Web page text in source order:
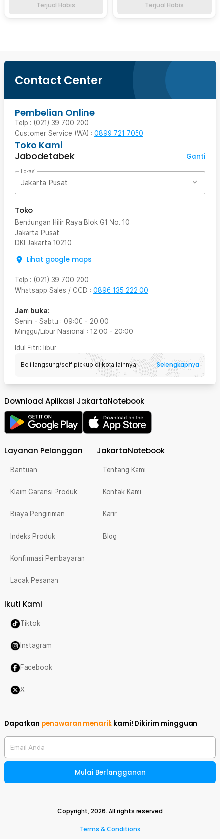
Terjual Habis Terjual Habis
Contact Center
Pembelian Online
Telp : (021) 39 700 200
Customer Service (WA) : 0899 721 7050
Toko Kami
Jabodetabek
Ganti
Lokasi
Jakarta Pusat
Toko
Bendungan Hilir Raya Blok G1 No. 10
Jakarta Pusat
DKI Jakarta 10210
Lihat google maps
Telp : (021) 39 700 200
Whatsapp Sales / COD : 0896 135 222 00
Jam buka:
Senin - Sabtu : 09:00 - 20:00
Minggu/Libur Nasional : 12:00 - 20:00
Idul Fitri: libur
Beli langsung/self pickup di kota lainnya Selengkapnya
Download Aplikasi JakartaNotebook
Layanan Pelanggan
Bantuan
Klaim Garansi Produk
Biaya Pengiriman
Indeks Produk
Konfirmasi Pembayaran
Lacak Pesanan
JakartaNotebook
Tentang Kami
Kontak Kami
Karir
Blog
Ikuti Kami
Tiktok
Instagram
Facebook
X
Dapatkan penawaran menarik kami! Dikirim mingguan
Email Anda
Mulai Berlangganan
Copyright,2026. All rights reserved
Terms & Conditions